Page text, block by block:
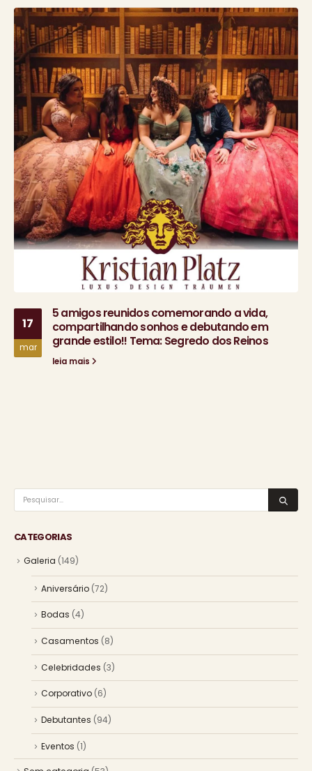
17
mar
5 amigos reunidos comemorando a vida,
compartilhando sonhos e debutando em
grande estilo!! Tema: Segredo dos Reinos
leia mais
CATEGORIAS
Galeria (149)
Aniversário (72)
Bodas (4)
Casamentos (8)
Celebridades (3)
Corporativo (6)
Debutantes (94)
Eventos (1)